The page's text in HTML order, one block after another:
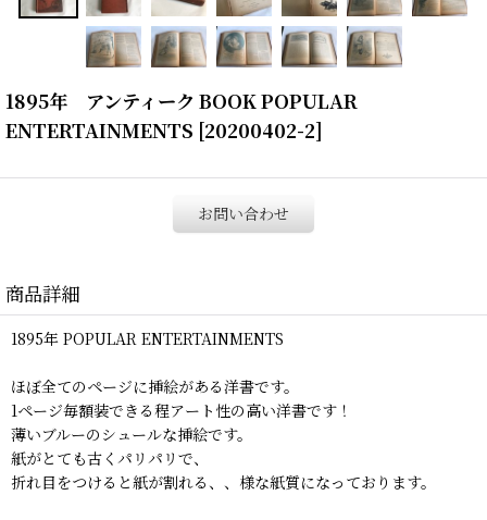
1895年 アンティーク BOOK POPULAR
ENTERTAINMENTS [20200402-2]
お問い合わせ
商品詳細
1895年 POPULAR ENTERTAINMENTS
ほぼ全てのページに挿絵がある洋書です。
1ページ毎額装できる程アート性の高い洋書です！
薄いブルーのシュールな挿絵です。
紙がとても古くパリパリで、
折れ目をつけると紙が割れる、、様な紙質になっております。